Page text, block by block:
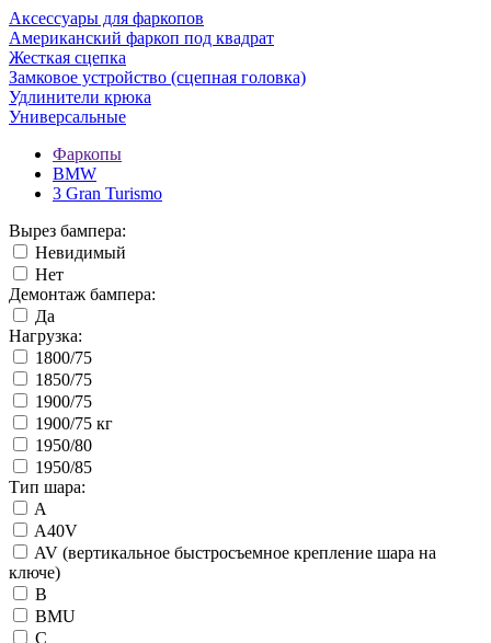
Аксессуары для фаркопов
Американский фаркоп под квадрат
Жесткая сцепка
Замковое устройство (сцепная головка)
Удлинители крюка
Универсальные
Фаркопы
BMW
3 Gran Turismo
Вырез бампера:
Невидимый
Нет
Демонтаж бампера:
Да
Нагрузка:
1800/75
1850/75
1900/75
1900/75 кг
1950/80
1950/85
Тип шара:
A
A40V
AV (вертикальное быстросъемное крепление шара на
ключе)
B
BMU
C